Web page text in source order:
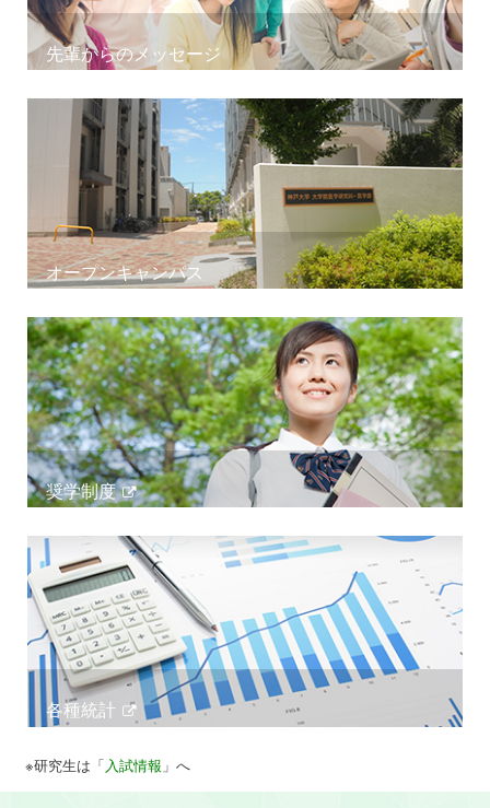
先輩からのメッセージ
オープンキャンパス
奨学制度
各種統計
※研究生は「 入試情報 」へ